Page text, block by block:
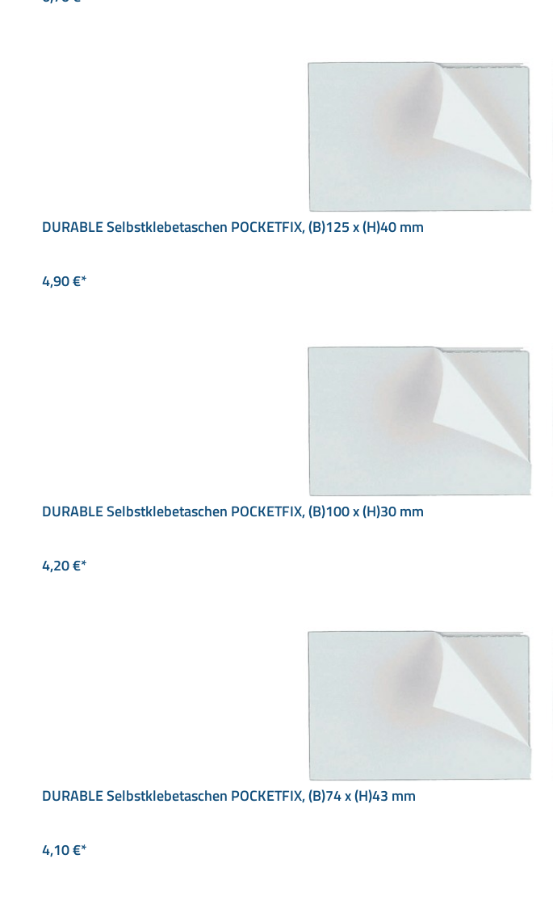
DURABLE Selbstklebetaschen POCKETFIX, (B)125 x (H)40 mm
4,90 €*
DURABLE Selbstklebetaschen POCKETFIX, (B)100 x (H)30 mm
4,20 €*
DURABLE Selbstklebetaschen POCKETFIX, (B)74 x (H)43 mm
4,10 €*